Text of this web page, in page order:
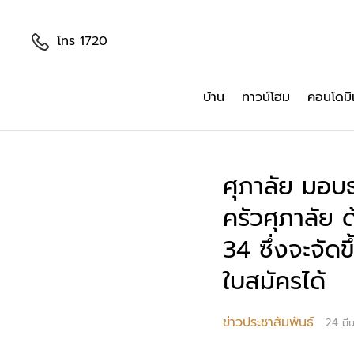
โทร 1720
บ้าน ทาวน์โฮม คอนโด
ศุภาลัย มอบ
ครัวศุภาลัย
34 ซึ่งจะจัด
ใบสมัครได้
ข่าวประชาสัมพันธ์ 24 มี